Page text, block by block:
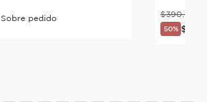
Sobre pedido $390.000
50% $